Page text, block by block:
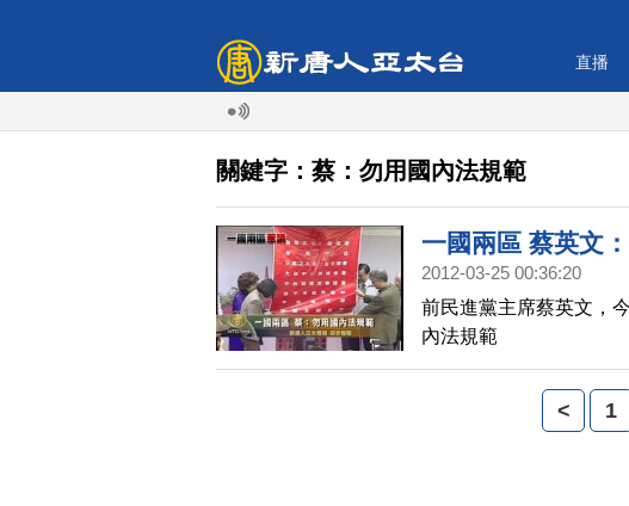
直播
關鍵字：蔡：勿用國內法規範
一國兩區 蔡英文
2012-03-25 00:36:20
前民進黨主席蔡英文，
內法規範
< 1